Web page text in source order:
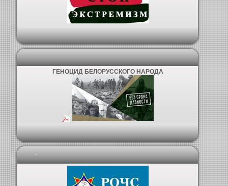
ГЕНОЦИД БЕЛОРУССКОГО НАРОДА
-